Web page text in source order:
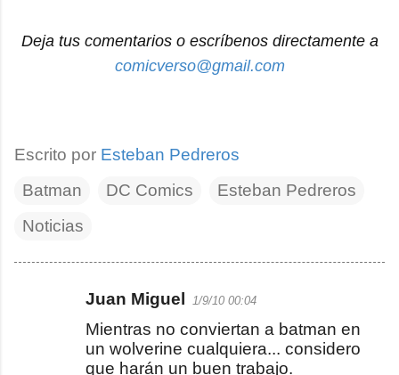
Deja tus comentarios o escríbenos directamente a
comicverso@gmail.com
Escrito por Esteban Pedreros
Batman
DC Comics
Esteban Pedreros
Noticias
Juan Miguel 1/9/10 00:04
Mientras no conviertan a batman en
un wolverine cualquiera... considero
que harán un buen trabajo.